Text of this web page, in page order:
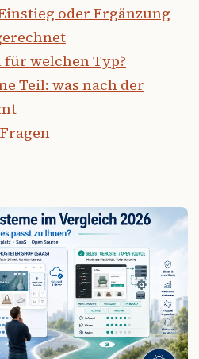
oder Ergänzung
für welchen Typ?
Teil: was nach der